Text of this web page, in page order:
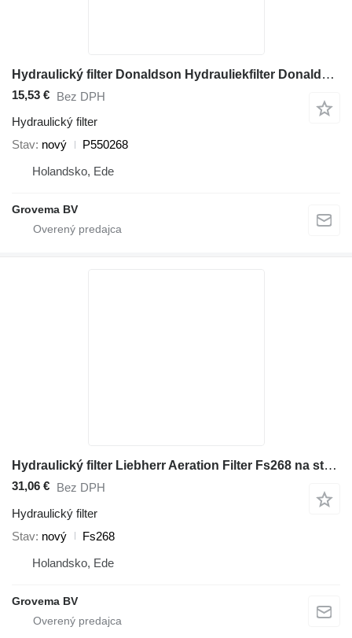
Hydraulický filter Donaldson Hydrauliekfilter Donaldson P550268 na stavebného stroja Liebherr
15,53 € Bez DPH
Hydraulický filter
Stav nový
P550268
Holandsko, Ede
Grovema BV
Hydraulický filter Liebherr Aeration Filter Fs268 na stavebného stroja
31,06 € Bez DPH
Hydraulický filter
Stav nový
Fs268
Holandsko, Ede
Grovema BV